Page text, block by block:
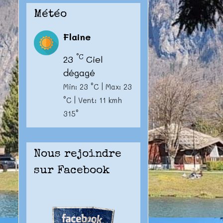
Météo
Flaine
23 °CCiel
dégagé
Min: 23 °C | Max: 23
°C | Vent: 11 kmh
315°
Nous rejoindre
sur Facebook